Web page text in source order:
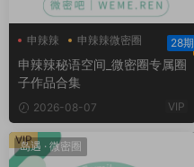
申辣辣
申辣辣微密圈
申辣辣秘语空间
28期
申辣辣秘语空间_微密圈专属圈
子作品合集
2026-08-07 VIP
岛遇 · 微密圈
VIP